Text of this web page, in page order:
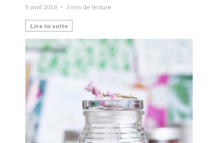
5 avril 2018 3 min de lecture
Lire la suite